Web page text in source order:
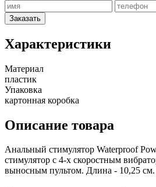
Заказать
Характеристики
Материал
пластик
Упаковка
картонная коробка
Описание товара
Анальный стимулятор Waterproof
стимулятор с 4-х скоростным
выносным пультом. Длина - 10,25